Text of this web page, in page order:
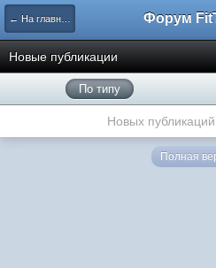
← На главную Форум
Новые публикации
По типу
Новых
Полная